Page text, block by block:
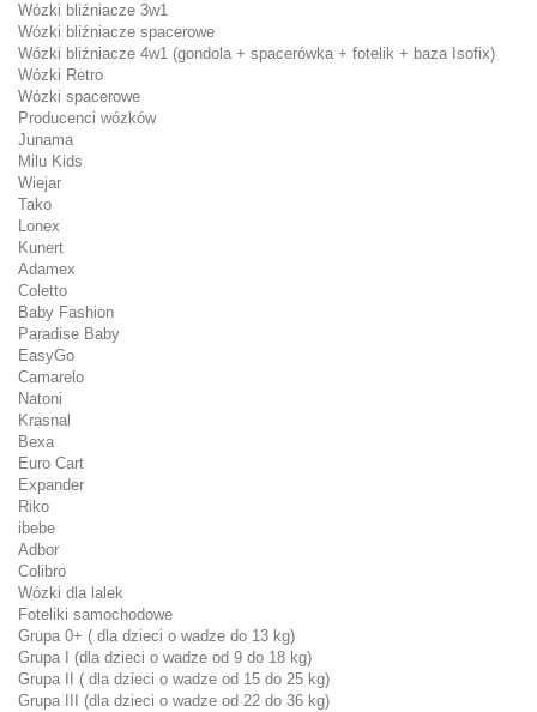
Wózki bliźniacze 3w1
Wózki bliźniacze spacerowe
Wózki bliźniacze 4w1 (gondola + spacerówka + fotelik + baza Isofix)
Wózki Retro
Wózki spacerowe
Producenci wózków
Junama
Milu Kids
Wiejar
Tako
Lonex
Kunert
Adamex
Coletto
Baby Fashion
Paradise Baby
EasyGo
Camarelo
Natoni
Krasnal
Bexa
Euro Cart
Expander
Riko
ibebe
Adbor
Colibro
Wózki dla lalek
Foteliki samochodowe
Grupa 0+ ( dla dzieci o wadze do 13 kg)
Grupa I (dla dzieci o wadze od 9 do 18 kg)
Grupa II ( dla dzieci o wadze od 15 do 25 kg)
Grupa III (dla dzieci o wadze od 22 do 36 kg)